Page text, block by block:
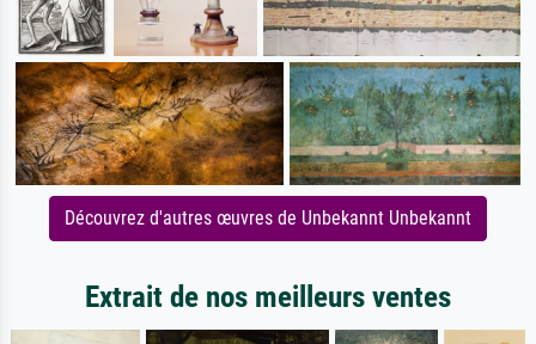
Découvrez d'autres œuvres de Unbekannt Unbekannt
Extrait de nos meilleurs ventes